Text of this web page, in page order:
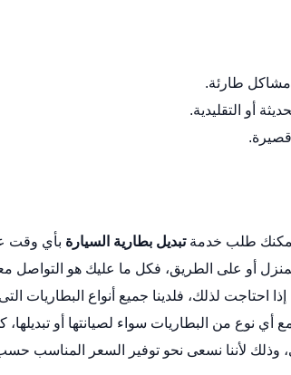
مشاكل طارئة.
أو التقليدية.
قصيرة.
طلب خدمةتبديل بطارية السيارة بأي وقت
أو على الطريق، فكل ما عليك هو التواصل
احتاجت لذلك، فلدينا جميع أنواع البطاريات
أي نوع من البطاريات سواء لصيانتها أو تبديلها،
، وذلك لأننا نسعى نحو توفير السعر المناسب